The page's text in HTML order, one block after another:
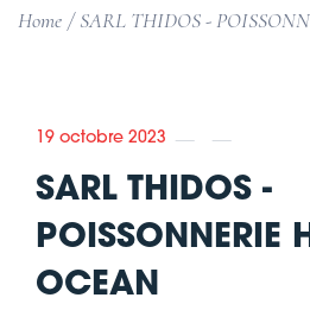
Home SARL THIDOS -
19 octobre 2023
SARL THIDOS -
POISSONNERIE
OCEAN